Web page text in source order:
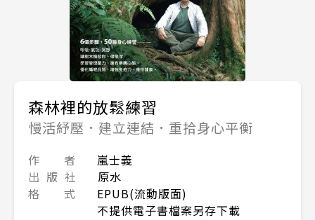
森林裡的放鬆練習
慢活紓壓．建立連結．重拾身心平衡
作 者
嵐士義
出 版 社
原水
格 式
EPUB(流動版面)
不提供電子書檔案另存下載